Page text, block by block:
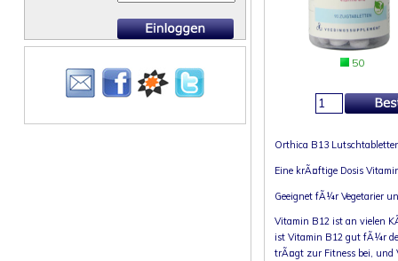
50
Orthica B13
Eine krÃ¤ftige Dosis
Geeignet fÃ¼r Vegetarier
Vitamin B12 ist an vielen
ist Vitamin B12 gut fÃ¼r
trÃ¤gt zur Fitness bei,